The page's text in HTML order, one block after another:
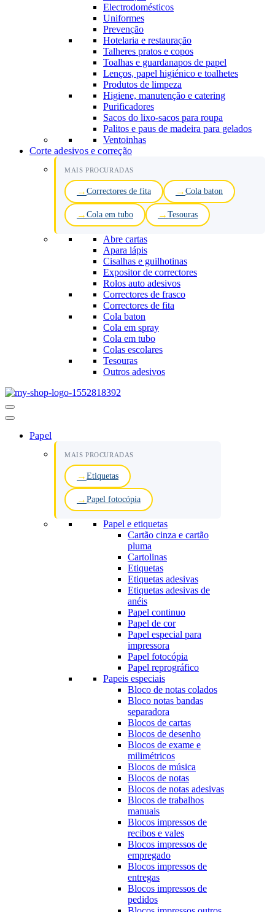
Electrodomésticos
Uniformes
Prevenção
Hotelaria e restauração
Talheres pratos e copos
Toalhas e guardanapos de papel
Lenços, papel higiénico e toalhetes
Produtos de limpeza
Higiene, manutenção e catering
Purificadores
Sacos do lixo-sacos para roupa
Palitos e paus de madeira para gelados
Ventoinhas
Corte adesivos e correção
MAIS PROCURADAS
Correctores de fita Cola baton
Cola em tubo Tesouras
Abre cartas
Apara lápis
Cisalhas e guilhotinas
Expositor de correctores
Rolos auto adesivos
Correctores de frasco
Correctores de fita
Cola baton
Cola em spray
Cola em tubo
Colas escolares
Tesouras
Outros adesivos
Menu
de
Papel
MAIS PROCURADAS
Etiquetas
Papel fotocópia
Papel e etiquetas
Cartão cinza e cartão
pluma
Cartolinas
Etiquetas
Etiquetas adesivas
Etiquetas adesivas de
anéis
Papel continuo
Papel de cor
Papel especial para
impressora
Papel fotocópia
Papel reprográfico
Papeis especiais
Bloco de notas colados
Bloco notas bandas
separadora
Blocos de cartas
Blocos de desenho
Blocos de exame e
milimétricos
Blocos de música
Blocos de notas
Blocos de notas adesivas
Blocos de trabalhos
manuais
Blocos impressos de
recibos e vales
Blocos impressos de
empregado
Blocos impressos de
entregas
Blocos impressos de
pedidos